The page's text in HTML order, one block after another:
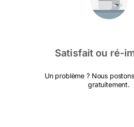
Satisfait ou ré-
Un problème ? Nous
gratuitement.